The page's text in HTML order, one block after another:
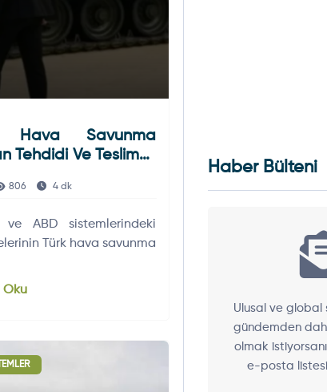
Hava Savunma
Tehdidi Ve Teslimat
806 4 dk
ABD sistemlerindeki
Türk hava savunma
Oku
Haber Bülteni
Ulusal ve global
gündemden
olmak
e-posta